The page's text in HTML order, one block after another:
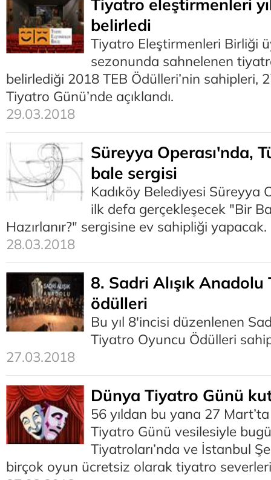
Tiyatro eleştirmenleri
belirledi
Tiyatro Eleştirmenleri Birliği
sezonunda sahnelenen
belirlediği 2018 TEB Ödülleri’nin sahipleri,
Tiyatro Günü’nde açıklandı.
29.03.2018
Süreyya Operası'nda,
bale sergisi
Kadıköy Belediyesi Süreyya
ilk defa gerçekleşecek "Bir
Hazırlanır?" sergisine ev sahipliği yapacak.
28.03.2018
8. Sadri Alışık
ödülleri
Bu yıl 8'incisi düzenlenen
Tiyatro Oyuncu Ödülleri
27.03.2018
Dünya Tiyatro Günü
56 yıldan bu yana 27
Tiyatro Günü vesilesiyle
Tiyatroları’nda ve İstanbul
birçok oyun ücretsiz olarak tiyatro